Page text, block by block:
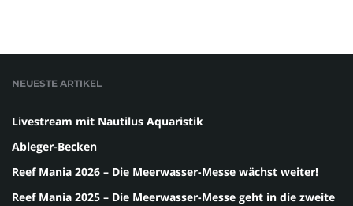
NEUESTE ARTIKEL
Livestream mit Nautilus Aquaristik
Ableger-Becken
Reef Mania 2026 – Die Meerwasser-Messe wächst weiter!
Reef Mania 2025 – Die Meerwasser-Messe geht in die zweite